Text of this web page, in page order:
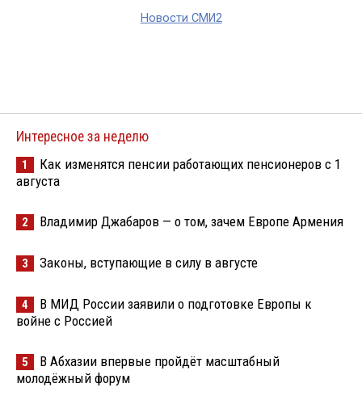
Новости СМИ2
Интересное за неделю
1
Как изменятся пенсии работающих пенсионеров с 1
августа
2 Владимир Джабаров — о том, зачем Европе Армения
3 Законы, вступающие в силу в августе
4
В МИД России заявили о подготовке Европы к
войне с Россией
5
В Абхазии впервые пройдёт масштабный
молодёжный форум